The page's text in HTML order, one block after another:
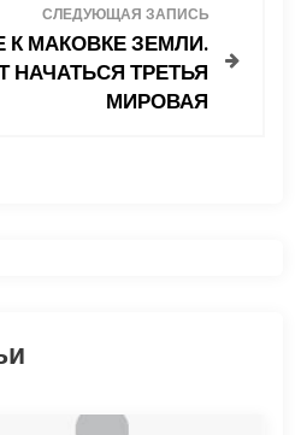
СЛЕДУЮЩАЯ ЗАПИСЬ
К МАКОВКЕ ЗЕМЛИ.
НАЧАТЬСЯ ТРЕТЬЯ
МИРОВАЯ